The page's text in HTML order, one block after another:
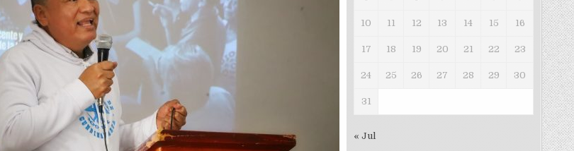
10 11 12 13 14 15 16
17 18 19 20 21 22 23
24 25 26 27 28 29 30
31
« Jul